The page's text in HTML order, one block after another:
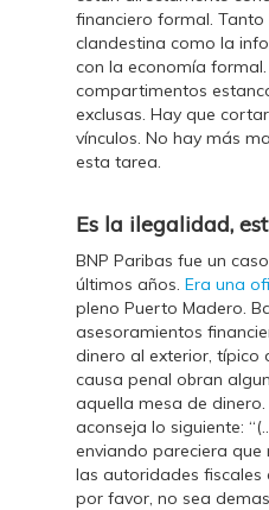
financiero formal.
clandestina como la
con la economía
compartimentos
exclusas. Hay que
vínculos. No hay más
esta tarea.
Es la ilegalidad,
BNP Paribas fue un
últimos años. Era una
pleno Puerto Madero.
asesoramientos
dinero al exterior, típico
causa penal obran
aquella mesa de dinero.
aconseja lo siguiente:
enviando pareciera
las autoridades fiscales
por favor, no sea